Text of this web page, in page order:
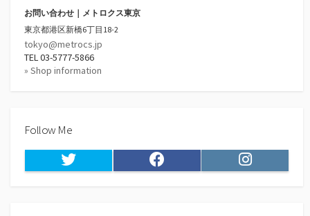
お問い合わせ｜メトロクス東京
東京都港区新橋6丁目18-2
tokyo@metrocs.jp
TEL 03-5777-5866
» Shop information
Follow Me
Twitter Facebook Instagram